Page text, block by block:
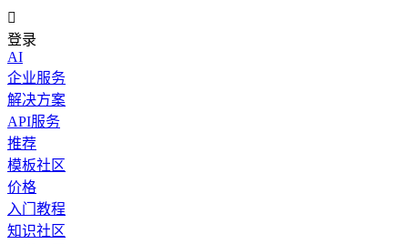

登录
AI
企业服务
解决方案
API服务
推荐
模板社区
价格
入门教程
知识社区